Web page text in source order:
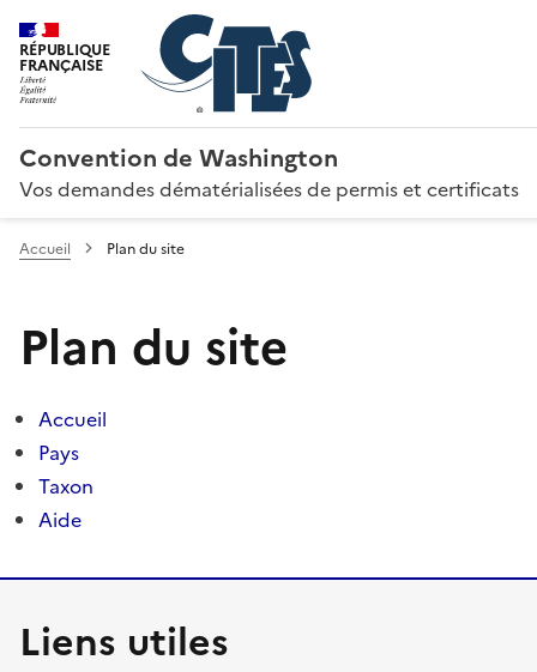
RÉPUBLIQUE
FRANÇAISE
Convention de Washington
Vos demandes dématérialisées de permis et certificats
Accueil Plan du site
Plan du site
Accueil
Pays
Taxon
Aide
Liens utiles